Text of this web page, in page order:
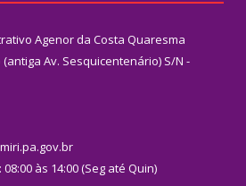
Agenor da Costa Quaresma
Av. Sesquicentenário) S/N -
às 14:00 (Seg até Quin)